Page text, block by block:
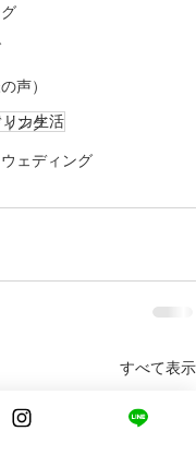
声）
ング
ェディング
カ生活
すべて表示